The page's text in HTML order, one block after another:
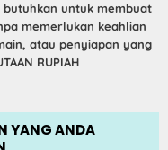
butuhkan untuk membuat
memerlukan keahlian
atau penyiapan yang
RUPIAH
YANG ANDA